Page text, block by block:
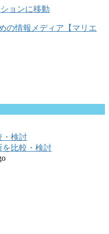
ョンに移動
・検討
を比較・検討